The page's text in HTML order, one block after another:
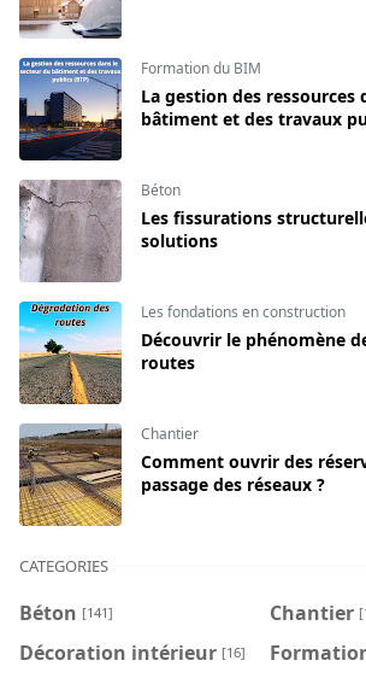
Formation du BIM
La gestion des ressources
bâtiment et des travaux
Béton
Les fissurations
solutions
Les fondations en construction
Découvrir le phénomène
routes
Chantier
Comment ouvrir des
passage des réseaux ?
CATEGORIES
Béton [141] Chantier
Décoration intérieur [16]